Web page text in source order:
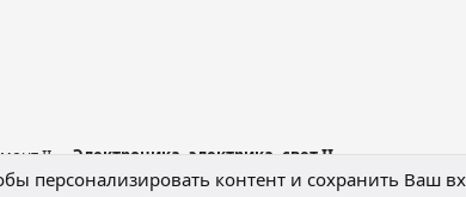
II Электроника, электрика, свет II
персонализировать контент и сохранить Ваш